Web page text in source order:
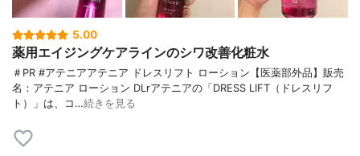
5.00
薬用エイジングケアラインのシワ改善化粧水
＃PR #アテニアアテニア ドレスリフト ローション【医薬部外品】販売
名：アテニア ローション DLrアテニアの「DRESS LIFT（ドレスリフ
ト）」は、コ…続きを見る